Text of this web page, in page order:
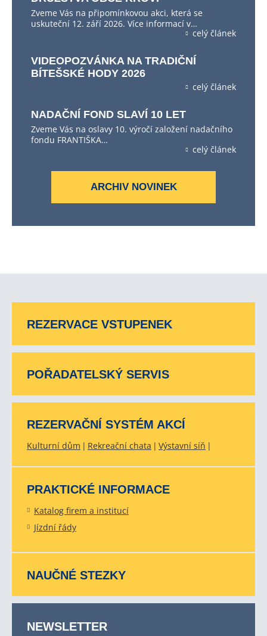
Zveme Vás na připomínkovou akci, která se
uskuteční 12. září 2026. Více informací v…
celý článek
VIDEOPOZVÁNKA NA TRADIČNÍ
BÍTEŠSKÉ HODY 2026
celý článek
NADAČNÍ FOND SLAVÍ 10 LET
Zveme Vás na oslavy 10. výročí založení nadačního
fondu FRANTIŠKA…
celý článek
ARCHIV NOVINEK
REZERVACE VSTUPENEK
POŘADATELSKÝ SERVIS
REZERVAČNÍ SYSTÉM AKCÍ
Kulturní dům Rekreační chata Výstavní síň
PRAKTICKÉ INFORMACE
Katalog firem a institucí
Jízdní řády
NAUČNÉ STEZKY
NEWSLETTER